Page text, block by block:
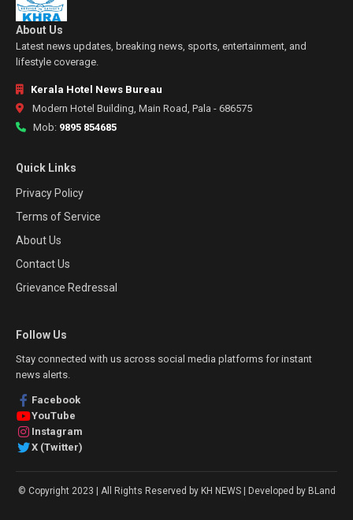
About Us
Latest news updates, breaking news, sports, entertainment, and
lifestyle coverage.
Kerala Hotel News Bureau
Modern Hotel Building, Main Road, Pala - 686575
Mob: 9895 854685
Quick Links
Privacy Policy
Terms of Service
About Us
Contact Us
Grievance Redressal
Follow Us
Stay connected with us across social media platforms for instant
news alerts.
Facebook
YouTube
Instagram
X (Twitter)
© Copyright 2023 | All Rights Reserved by KH NEWS | Developed by BLand